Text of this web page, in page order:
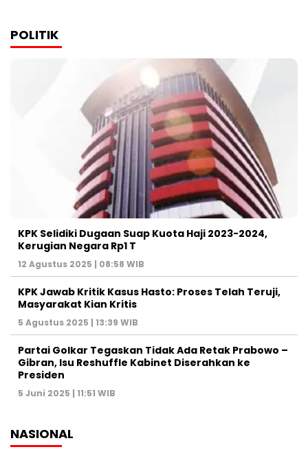
POLITIK
KPK Selidiki Dugaan Suap Kuota Haji 2023-2024,
Kerugian Negara Rp1 T
12 Agustus 2025 | 08:58 WIB
KPK Jawab Kritik Kasus Hasto: Proses Telah Teruji,
Masyarakat Kian Kritis
5 Agustus 2025 | 13:39 WIB
Partai Golkar Tegaskan Tidak Ada Retak Prabowo –
Gibran, Isu Reshuffle Kabinet Diserahkan ke
Presiden
5 Juni 2025 | 11:51 WIB
NASIONAL